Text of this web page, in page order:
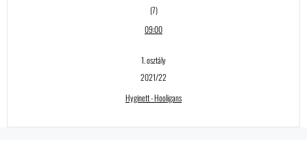
(7)
09:00
1. osztály
2021/22
Hyginett - Hooligans